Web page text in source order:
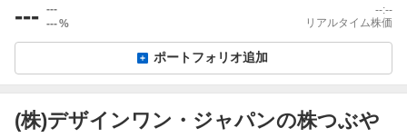
--- ---
---%
--:--
リアルタイム株価
ポートフォリオ追加
(株)デザインワン・ジャパンの株つぶや